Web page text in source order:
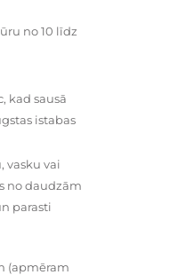
no 10 līdz
kad sausā
istabas
vasku vai
no daudzām
parasti
(apmēram